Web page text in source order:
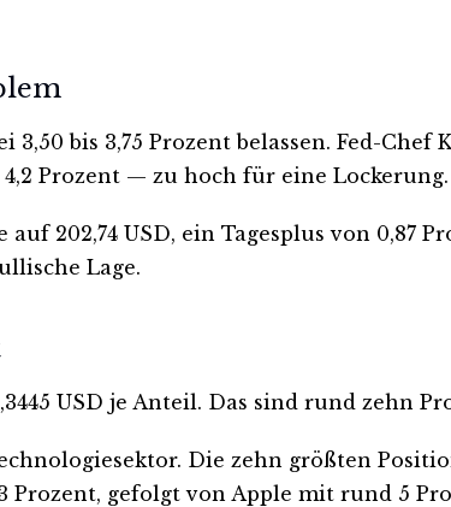
bis 3,75 Prozent belassen. Fed-
Prozent — zu hoch für eine Lockerung.
202,74 USD, ein Tagesplus von 0,87
Lage.
USD je Anteil. Das sind rund zehn
Die zehn größten
gefolgt von Apple mit rund 5